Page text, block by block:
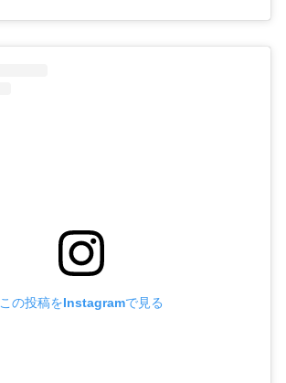
この投稿をInstagramで見る